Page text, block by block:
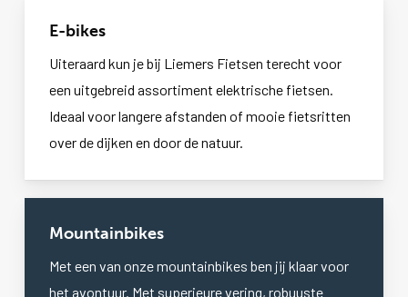
E-bikes
Uiteraard kun je bij Liemers Fietsen terecht voor
een uitgebreid assortiment elektrische fietsen.
Ideaal voor langere afstanden of mooie fietsritten
over de dijken en door de natuur.
Mountainbikes
Met een van onze mountainbikes ben jij klaar voor
het avontuur. Met superieure vering, robuuste